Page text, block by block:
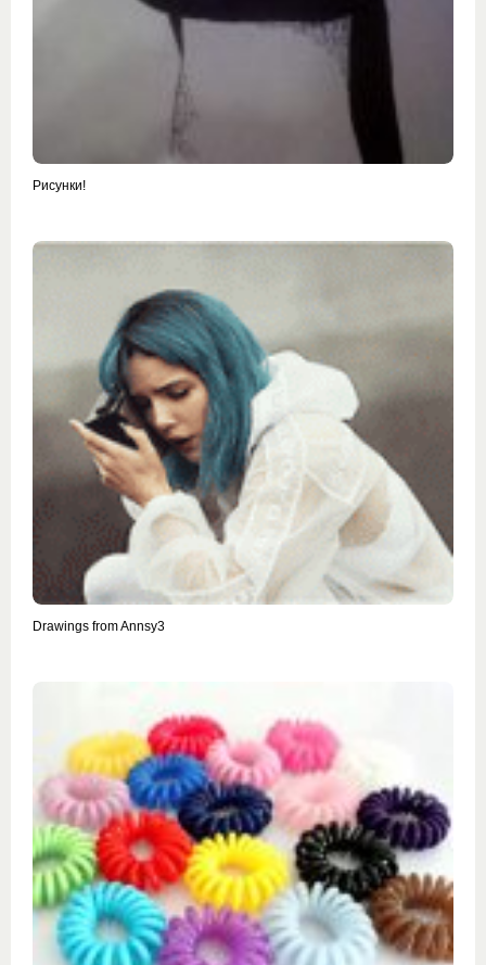
Рисунки!
Drawings from Annsy3